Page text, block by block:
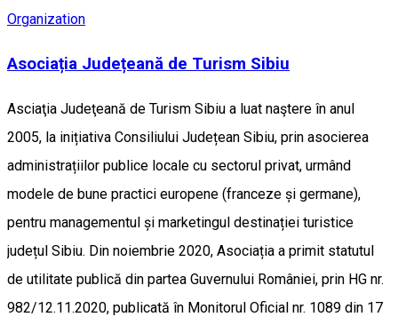
Organization
Asociația Județeană de Turism Sibiu
Asciaţia Judeţeană de Turism Sibiu a luat naştere în anul
2005, la inițiativa Consiliului Județean Sibiu, prin asocierea
administrațiilor publice locale cu sectorul privat, urmând
modele de bune practici europene (franceze și germane),
pentru managementul și marketingul destinației turistice
județul Sibiu. Din noiembrie 2020, Asociația a primit statutul
de utilitate publică din partea Guvernului României, prin HG nr.
982/12.11.2020, publicată în Monitorul Oficial nr. 1089 din 17